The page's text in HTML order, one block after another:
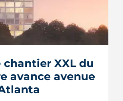
phase de
doit livrer
à partir de
des joncs, contraint
d'aménagement et
déjà tendu.
L'ARTICLE
chantier XXL du
avance avenue